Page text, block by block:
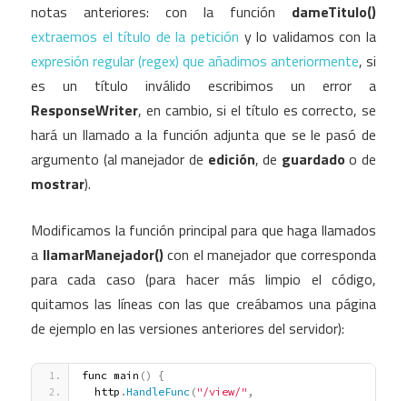
notas anteriores: con la función dameTitulo()
extraemos el título de la petición y lo validamos con la
expresión regular (regex) que añadimos anteriormente, si
es un título inválido escribimos un error a
ResponseWriter, en cambio, si el título es correcto, se
hará un llamado a la función adjunta que se le pasó de
argumento (al manejador de edición, de guardado o de
mostrar).
Modificamos la función principal para que haga llamados
a llamarManejador()con el manejador que corresponda
para cada caso (para hacer más limpio el código,
quitamos las líneas con las que creábamos una página
de ejemplo en las versiones anteriores del servidor):
func main ()
{
  http
.HandleFunc ( "/view/" ,